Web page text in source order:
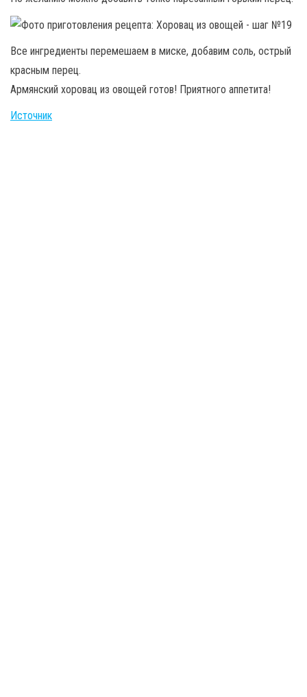
Все ингредиенты перемешаем в миске, добавим соль, острый
красным перец.
Армянский хоровац из овощей готов! Приятного аппетита!
Источник